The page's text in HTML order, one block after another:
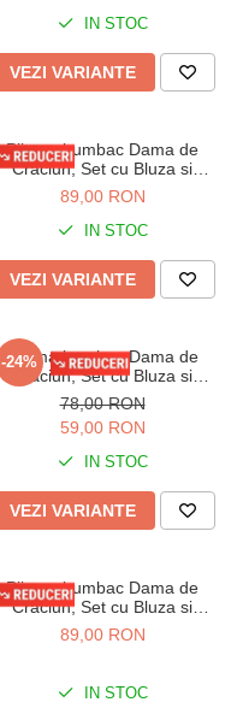
IN STOC
VEZI VARIANTE
Pijama bumbac Dama de
Craciun, Set cu Bluza si
Pantaloni lungi, bleumarin
01011
89,00 RON
IN STOC
VEZI VARIANTE
-24%
Pijama bumbac Dama de
Craciun, Set cu Bluza si
Pantaloni lungi, rosu 01005
78,00 RON
59,00 RON
IN STOC
VEZI VARIANTE
Pijama bumbac Dama de
Craciun, Set cu Bluza si
Pantaloni lungi, verde 01003
89,00 RON
IN STOC